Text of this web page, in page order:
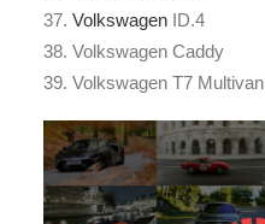
37. Volkswagen ID.4
38. Volkswagen Caddy
39. Volkswagen T7 Multivan